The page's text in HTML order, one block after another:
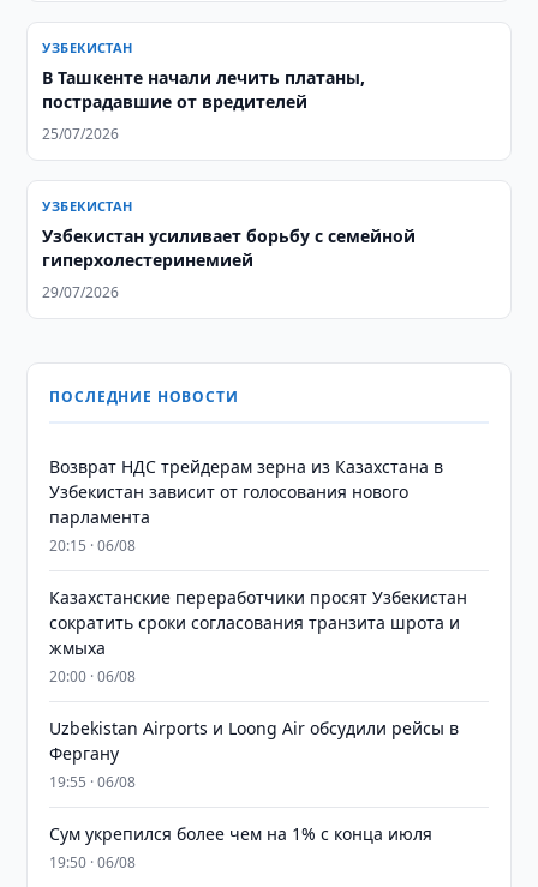
УЗБЕКИСТАН
В Ташкенте начали лечить платаны,
пострадавшие от вредителей
25/07/2026
УЗБЕКИСТАН
Узбекистан усиливает борьбу с семейной
гиперхолестеринемией
29/07/2026
ПОСЛЕДНИЕ НОВОСТИ
Возврат НДС трейдерам зерна из Казахстана в
Узбекистан зависит от голосования нового
парламента
20:15 · 06/08
Казахстанские переработчики просят Узбекистан
сократить сроки согласования транзита шрота и
жмыха
20:00 · 06/08
Uzbekistan Airports и Loong Air обсудили рейсы в
Фергану
19:55 · 06/08
Сум укрепился более чем на 1% с конца июля
19:50 · 06/08